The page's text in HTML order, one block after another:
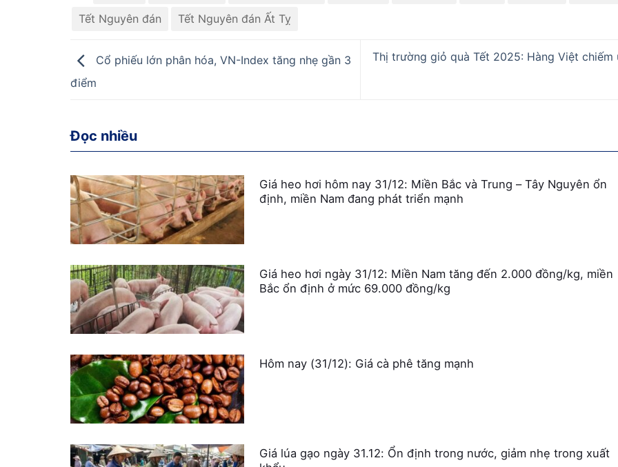
Tết Nguyên đán
Tết Nguyên đán Ất Tỵ
Cổ phiếu lớn phân hóa, VN-Index tăng nhẹ gần 3
điểm
Thị trường giỏ quà Tết 2025: Hàng Việt chiếm
Đọc nhiều
Giá heo hơi hôm nay 31/12: Miền Bắc và Trung – Tây Nguyên ổn
định, miền Nam đang phát triển mạnh
Giá heo hơi ngày 31/12: Miền Nam tăng đến 2.000 đồng/kg, miền
Bắc ổn định ở mức 69.000 đồng/kg
Hôm nay (31/12): Giá cà phê tăng mạnh
Giá lúa gạo ngày 31.12: Ổn định trong nước, giảm nhẹ trong xuất